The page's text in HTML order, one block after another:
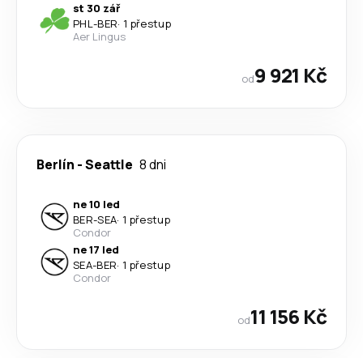
st 30 zář
PHL-BER· 1 přestup
Aer Lingus
od9 921 Kč
Berlín -Seattle 8 dni
ne 10 led
BER-SEA· 1 přestup
Condor
ne 17 led
SEA-BER· 1 přestup
Condor
od11 156 Kč